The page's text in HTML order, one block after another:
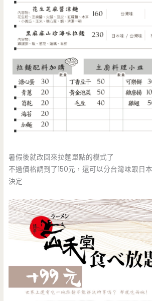
暑假後就改回來拉麵單點的模式了
不過價格調到了150元，還可以分台灣味跟日
決定